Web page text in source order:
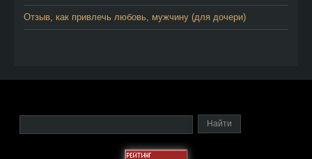
Отзыв, как привлечь любовь, мужчину (для дочери)